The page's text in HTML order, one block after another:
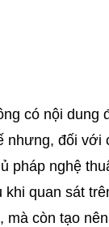
có nội dung
nhưng, đối với
pháp nghệ
quan sát
còn tạo